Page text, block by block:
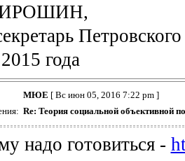
года
МЮЕ [ Вс июн 05, 2016 7:22 pm ]
Re: Теория социальной объективной
надо готовиться -